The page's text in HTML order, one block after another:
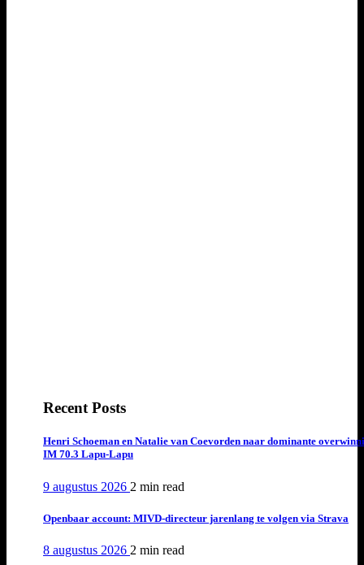
Recent Posts
Henri Schoeman en Natalie van Coevorden naar dominante
IM 70.3 Lapu-Lapu
9 augustus 2026 2 min read
Openbaar account: MIVD-directeur jarenlang te volgen via Strava
8 augustus 2026 2 min read